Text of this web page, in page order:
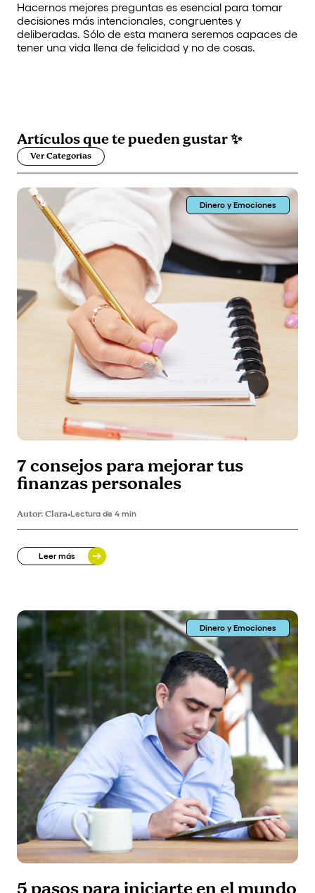
Hacernos mejores preguntas es esencial para tomar
decisiones más intencionales, congruentes y
deliberadas. Sólo de esta manera seremos capaces de
tener una vida llena de felicidad y no de cosas.
Artículos quete pueden gustar✨
Ver Categorías
Dinero y Emociones
7 consejos para mejorar tus
finanzas personales
Autor:Clara•Lectura de 4 min
Leer más
Dinero y Emociones